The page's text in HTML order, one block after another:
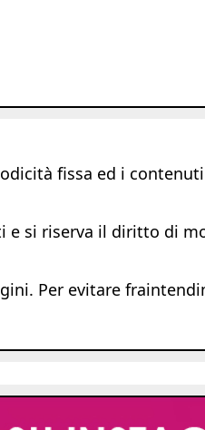
fissa ed i
e si riserva il diritto di
Per evitare